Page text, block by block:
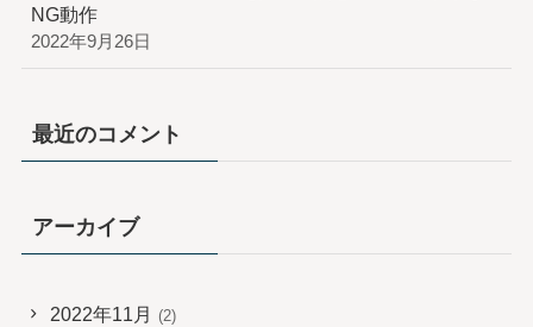
NG動作
2022年9月26日
最近のコメント
アーカイブ
2022年11月 (2)